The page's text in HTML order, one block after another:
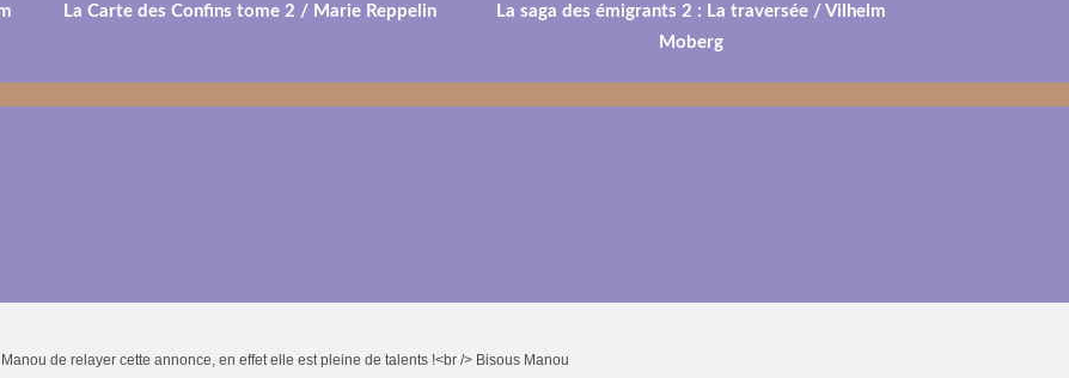
La Carte des Confins tome 2 / Marie Reppelin
La saga des émigrants 2 : La traversée / Vilhelm
Moberg
de relayer cette annonce, en effet elle est pleine de talents !<br /> Bisous Manou